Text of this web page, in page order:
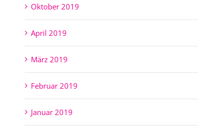
Oktober 2019
April 2019
März 2019
Februar 2019
Januar 2019